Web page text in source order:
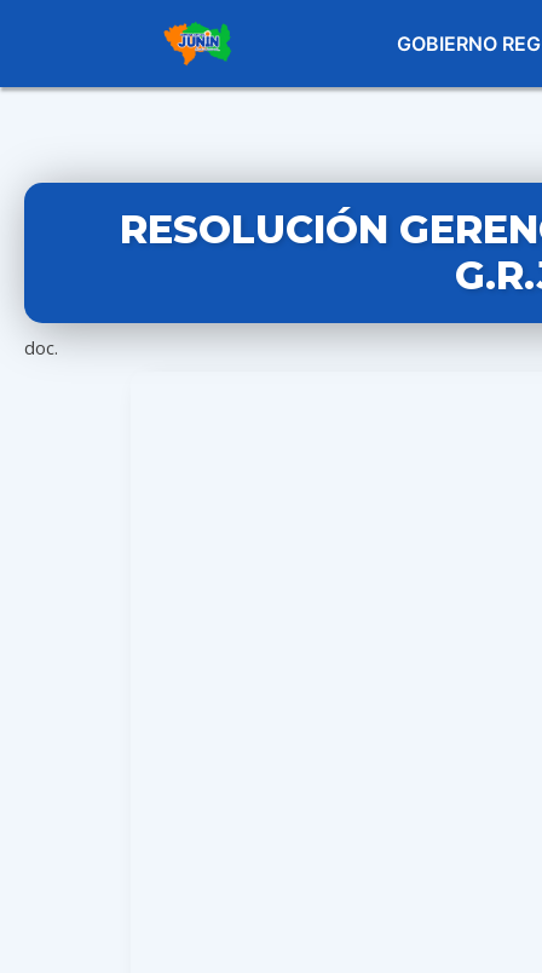
GOBIERNO
RESOLUCIÓN
doc.